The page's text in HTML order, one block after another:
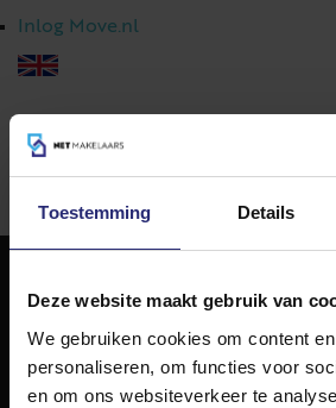
Toestemming Details
Deze website maakt gebruik van
We gebruiken cookies om content
personaliseren, om functies voor
en om ons websiteverkeer te
Inlog Move.nl
023 303 54 44
NET Makelaars
NET Makelaars is een modern
decennialange ervaring in het vak en
van de huizenmarkt in Haarlem en